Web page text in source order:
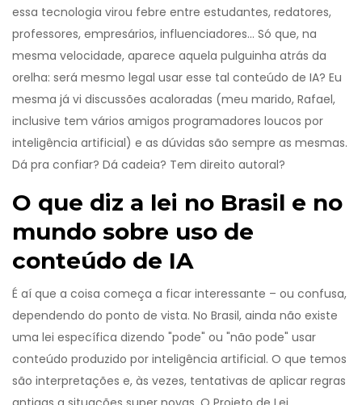
essa tecnologia virou febre entre estudantes, redatores,
professores, empresários, influenciadores... Só que, na
mesma velocidade, aparece aquela pulguinha atrás da
orelha: será mesmo legal usar esse tal conteúdo de IA? Eu
mesma já vi discussões acaloradas (meu marido, Rafael,
inclusive tem vários amigos programadores loucos por
inteligência artificial) e as dúvidas são sempre as mesmas.
Dá pra confiar? Dá cadeia? Tem direito autoral?
O que diz a lei no Brasil e no
mundo sobre uso de
conteúdo de IA
É aí que a coisa começa a ficar interessante – ou confusa,
dependendo do ponto de vista. No Brasil, ainda não existe
uma lei específica dizendo "pode" ou "não pode" usar
conteúdo produzido por inteligência artificial. O que temos
são interpretações e, às vezes, tentativas de aplicar regras